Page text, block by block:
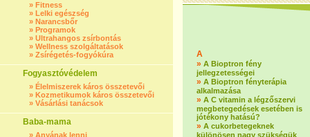
» Fitness
» Lelki egészség
» Narancsbőr
» Programok
» Ultrahangos zsírbontás
» Wellness szolgáltatások
» Zsírégetés-fogyókúra
Fogyasztóvédelem
» Élelmiszerek káros összetevői
» Kozmetikumok káros összetevői
» Vásárlási tanácsok
Baba-mama
» Anyának lenni
A
» A Bioptron fény
jellegzetességei
» A Bioptron fényterápia
alkalmazása
» A C vitamin a légzőszervi
megbetegedések esetében is
jótékony hatású?
» A cukorbetegeknek
különösen nagy szükségük